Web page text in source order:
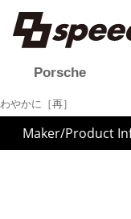
Porsche
やかに［再］
Maker/Product